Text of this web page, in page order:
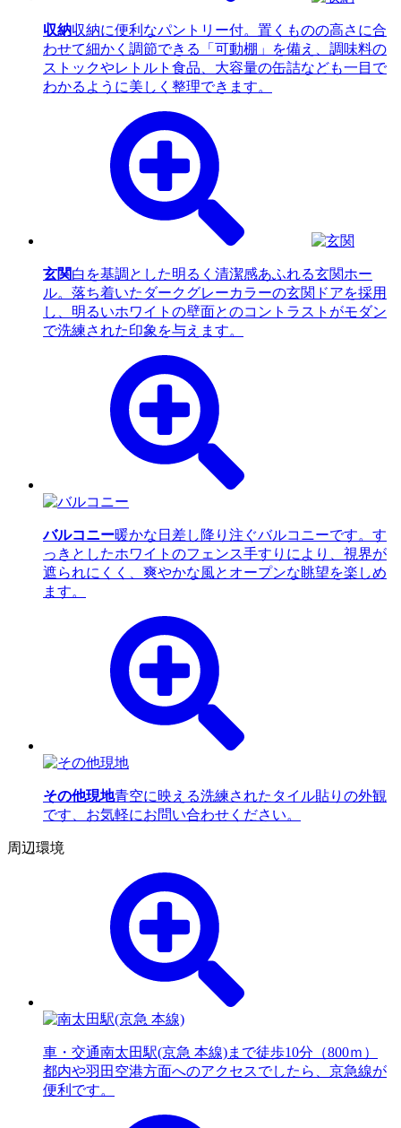
収納収納に便利なパントリー付。置くものの高さに合
わせて細かく調節できる「可動棚」を備え、調味料の
ストックやレトルト食品、大容量の缶詰なども一目で
わかるように美しく整理できます。
玄関白を基調とした明るく清潔感あふれる玄関ホー
ル。落ち着いたダークグレーカラーの玄関ドアを採用
し、明るいホワイトの壁面とのコントラストがモダン
で洗練された印象を与えます。
バルコニー暖かな日差し降り注ぐバルコニーです。す
っきとしたホワイトのフェンス手すりにより、視界が
遮られにくく、爽やかな風とオープンな眺望を楽しめ
ます。
その他現地青空に映える洗練されたタイル貼りの外観
です、お気軽にお問い合わせください。
周辺環境
車・交通南太田駅(京急 本線)まで徒歩10分（800ｍ）
都内や羽田空港方面へのアクセスでしたら、京急線が
便利です。